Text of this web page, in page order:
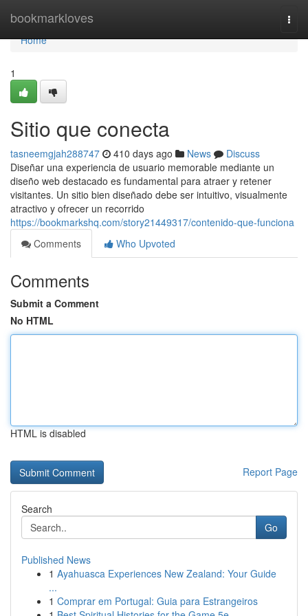
bookmarkloves
Home
Home
1
Sitio que conecta
tasneemgjah288747 410 days ago News
Discuss
Diseñar una experiencia de usuario memorable mediante un
diseño web destacado es fundamental para atraer y retener
visitantes. Un sitio bien diseñado debe ser intuitivo, visualmente
atractivo y ofrecer un recorrido
https://bookmarkshq.com/story21449317/contenido-que-funciona
Comments
Who Upvoted
Comments
Submit a Comment
No HTML
HTML is disabled
Report Page
Search
Go
Published News
1 Ayahuasca Experiences New Zealand: Your Guide
...
1 Comprar em Portugal: Guia para Estrangeiros